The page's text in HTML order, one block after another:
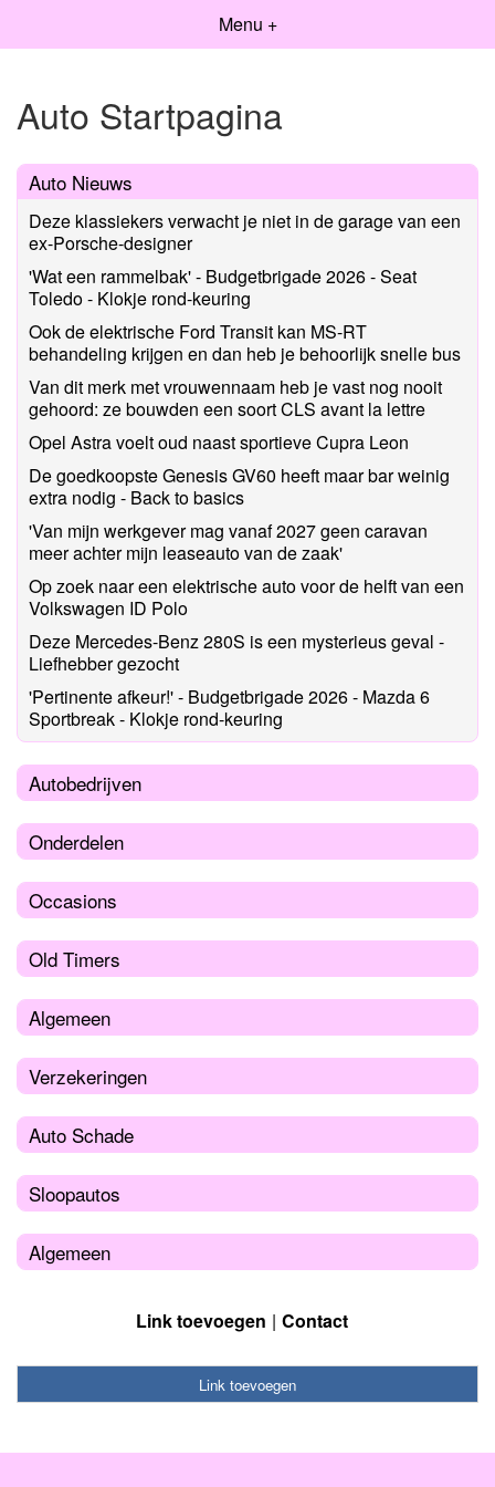
Menu +
Auto Startpagina
Auto Nieuws
Deze klassiekers verwacht je niet in de garage van een
ex-Porsche-designer
'Wat een rammelbak' - Budgetbrigade 2026 - Seat
Toledo - Klokje rond-keuring
Ook de elektrische Ford Transit kan MS-RT
behandeling krijgen en dan heb je behoorlijk snelle bus
Van dit merk met vrouwennaam heb je vast nog nooit
gehoord: ze bouwden een soort CLS avant la lettre
Opel Astra voelt oud naast sportieve Cupra Leon
De goedkoopste Genesis GV60 heeft maar bar weinig
extra nodig - Back to basics
'Van mijn werkgever mag vanaf 2027 geen caravan
meer achter mijn leaseauto van de zaak'
Op zoek naar een elektrische auto voor de helft van een
Volkswagen ID Polo
Deze Mercedes-Benz 280S is een mysterieus geval -
Liefhebber gezocht
'Pertinente afkeur!' - Budgetbrigade 2026 - Mazda 6
Sportbreak - Klokje rond-keuring
Autobedrijven
Onderdelen
Occasions
Old Timers
Algemeen
Verzekeringen
Auto Schade
Sloopautos
Algemeen
Link toevoegen Contact
Link toevoegen